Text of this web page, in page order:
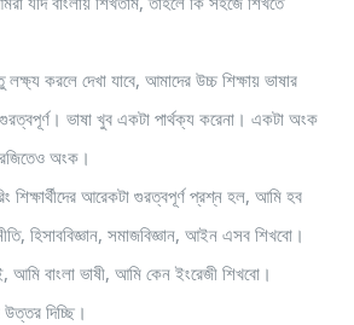
করলে দেখা যাবে, আমাদের উচ্চ শিক্ষায় ভাষার
গুরত্বপূর্ণ। ভাষা খুব একটা পার্থক্য করেনা। একটা অংক
অংক।
শিক্ষার্থীদের আরেকটা গুরত্বপূর্ণ প্রশ্ন হল, আমি হব
হিসাববিজ্ঞান, সমাজবিজ্ঞান, আইন এসব শিখবো।
বাংলা ভাষী, আমি কেন ইংরেজী শিখবো।
দিচ্ছি।